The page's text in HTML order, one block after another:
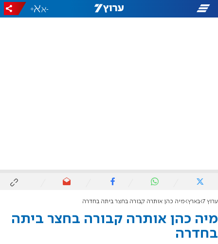
-
+
ערוץ 7 בארץ מיה כהן אותרה קבורה בחצר ביתה בחדרה
מיה כהן אותרה קבורה בחצר ביתה
בחדרה